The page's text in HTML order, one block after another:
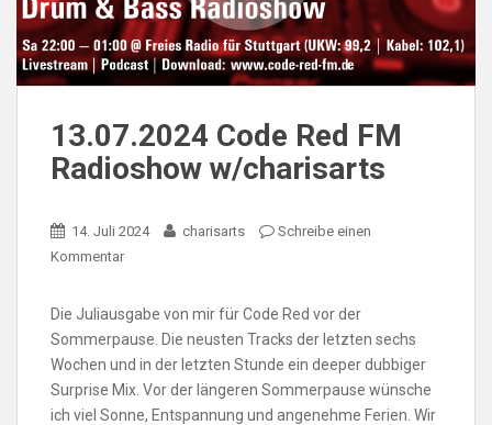
13.07.2024 Code Red FM
Radioshow w/charisarts
14. Juli 2024 charisarts
Schreibe einen
Kommentar
Die Juliausgabe von mir für Code Red vor der
Sommerpause. Die neusten Tracks der letzten sechs
Wochen und in der letzten Stunde ein deeper dubbiger
Surprise Mix. Vor der längeren Sommerpause wünsche
ich viel Sonne, Entspannung und angenehme Ferien. Wir